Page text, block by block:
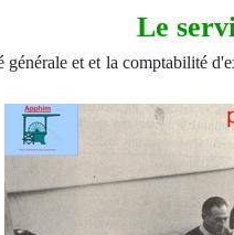
Le
générale et et la comptabilité